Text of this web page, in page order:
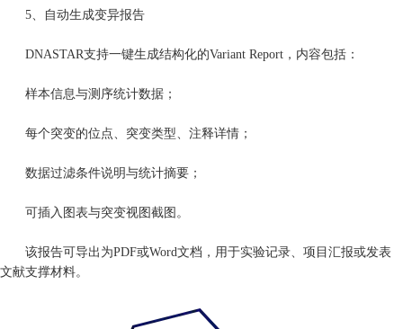
5、自动生成变异报告
DNASTAR支持一键生成结构化的Variant Report，内容包括：
样本信息与测序统计数据；
每个突变的位点、突变类型、注释详情；
数据过滤条件说明与统计摘要；
可插入图表与突变视图截图。
该报告可导出为PDF或Word文档，用于实验记录、项目汇报或发表
文献支撑材料。